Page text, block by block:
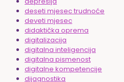
deseti mjesec trudnoće
deveti mjesec
didaktička oprema
digitalizacija
digitalna inteligencija
digitalna pismenost
digitalne kompetencije
dijagnostika